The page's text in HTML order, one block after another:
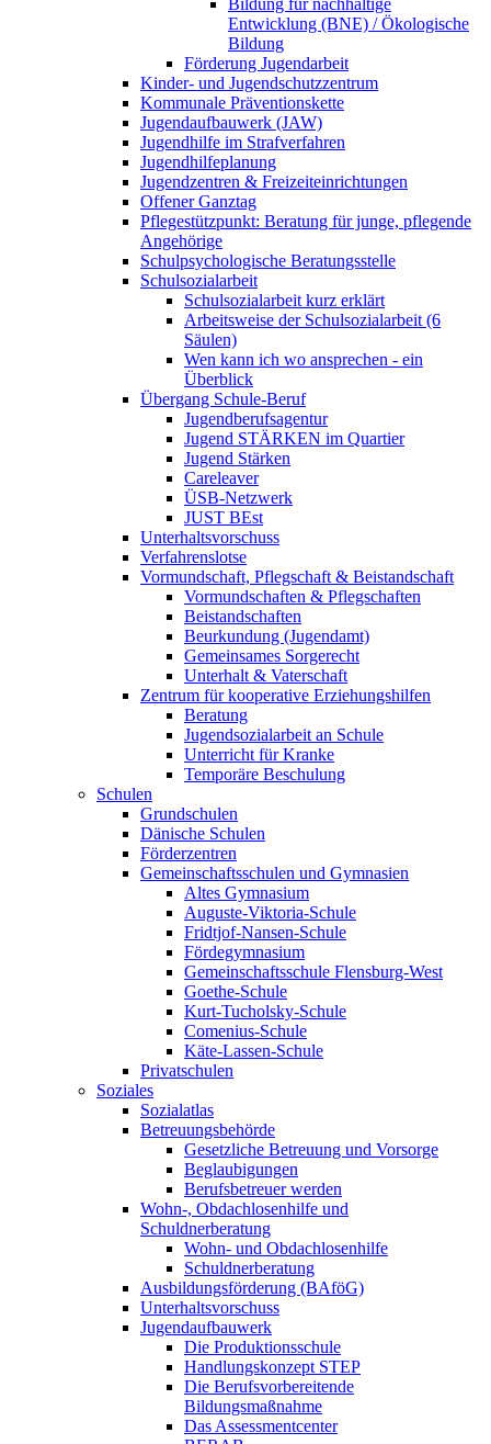
Bildung für nachhaltige
Entwicklung (BNE) / Ökologische
Bildung
Förderung Jugendarbeit
Kinder- und Jugendschutzzentrum
Kommunale Präventionskette
Jugendaufbauwerk (JAW)
Jugendhilfe im Strafverfahren
Jugendhilfeplanung
Jugendzentren & Freizeiteinrichtungen
Offener Ganztag
Pflegestützpunkt: Beratung für junge, pflegende
Angehörige
Schulpsychologische Beratungsstelle
Schulsozialarbeit
Schulsozialarbeit kurz erklärt
Arbeitsweise der Schulsozialarbeit (6
Säulen)
Wen kann ich wo ansprechen - ein
Überblick
Übergang Schule-Beruf
Jugendberufsagentur
Jugend STÄRKEN im Quartier
Jugend Stärken
Careleaver
ÜSB-Netzwerk
JUST BEst
Unterhaltsvorschuss
Verfahrenslotse
Vormundschaft, Pflegschaft & Beistandschaft
Vormundschaften & Pflegschaften
Beistandschaften
Beurkundung (Jugendamt)
Gemeinsames Sorgerecht
Unterhalt & Vaterschaft
Zentrum für kooperative Erziehungshilfen
Beratung
Jugendsozialarbeit an Schule
Unterricht für Kranke
Temporäre Beschulung
Schulen
Grundschulen
Dänische Schulen
Förderzentren
Gemeinschaftsschulen und Gymnasien
Altes Gymnasium
Auguste-Viktoria-Schule
Fridtjof-Nansen-Schule
Fördegymnasium
Gemeinschaftsschule Flensburg-West
Goethe-Schule
Kurt-Tucholsky-Schule
Comenius-Schule
Käte-Lassen-Schule
Privatschulen
Soziales
Sozialatlas
Betreuungsbehörde
Gesetzliche Betreuung und Vorsorge
Beglaubigungen
Berufsbetreuer werden
Wohn-, Obdachlosenhilfe und
Schuldnerberatung
Wohn- und Obdachlosenhilfe
Schuldnerberatung
Ausbildungsförderung (BAföG)
Unterhaltsvorschuss
Jugendaufbauwerk
Die Produktionsschule
Handlungskonzept STEP
Die Berufsvorbereitende
Bildungsmaßnahme
Das Assessmentcenter